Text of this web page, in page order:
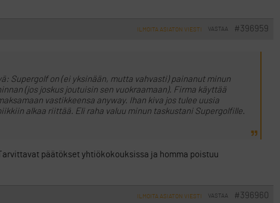
#396959
VASTAA
ILMOITA ASIATON VIESTI
Supergolf on (ei yksinään, mutta vahvasti) painanut minun
(jos joskus joutuisin sen vuokraamaan). Firma käyttää
vastikkeensa anyway. Ihan kiva jos tulee uusia
alkaa riittää. Eli raha valuu minun taskustani Supergolfille.
päätökset yhtiökokouksissa ja homma poistuu
#396960
VASTAA
ILMOITA ASIATON VIESTI